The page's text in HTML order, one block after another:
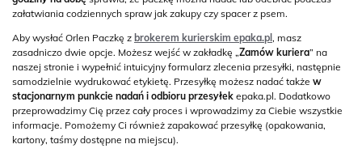
załatwiania codziennych spraw jak zakupy czy spacer z psem.
Aby wysłać Orlen Paczkę z brokerem kurierskim epaka.pl , masz
zasadniczo dwie opcje. Możesz wejść w zakładkę „Zamów kuriera” na
naszej stronie i wypełnić intuicyjny formularz zlecenia przesyłki, następnie
samodzielnie wydrukować etykietę. Przesyłkę możesz nadać także w
stacjonarnym punkcie nadań i odbioru przesyłek epaka.pl. Dodatkowo
przeprowadzimy Cię przez cały proces i wprowadzimy za Ciebie wszystkie
informacje. Pomożemy Ci również zapakować przesyłkę (opakowania,
kartony, taśmy dostępne na miejscu).